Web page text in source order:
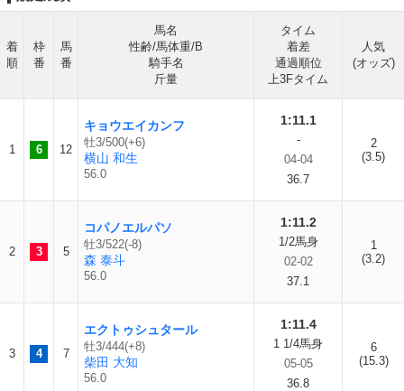
着
順
枠
番
馬
番
馬名
性齢/馬体重/B
騎手名
斤量
タイム
着差
通過順位
上3Fタイム
人気
(オッズ)
1 6 12
キョウエイカンフ
牡3/500(+6)
横山 和生
56.0
1:11.1
-
04-04
36.7
2
(3.5)
2 3 5
コパノエルパソ
牡3/522(-8)
森 泰斗
56.0
1:11.2
1/2馬身
02-02
37.1
1
(3.2)
3 4 7
エクトゥシュタール
牡3/444(+8)
柴田 大知
56.0
1:11.4
1 1/4馬身
05-05
36.8
6
(15.3)